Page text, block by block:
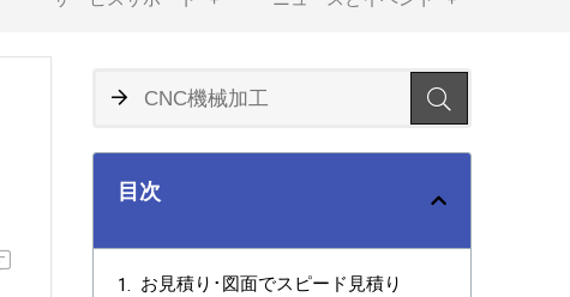
目次
お見積り･図面でスピード見積り